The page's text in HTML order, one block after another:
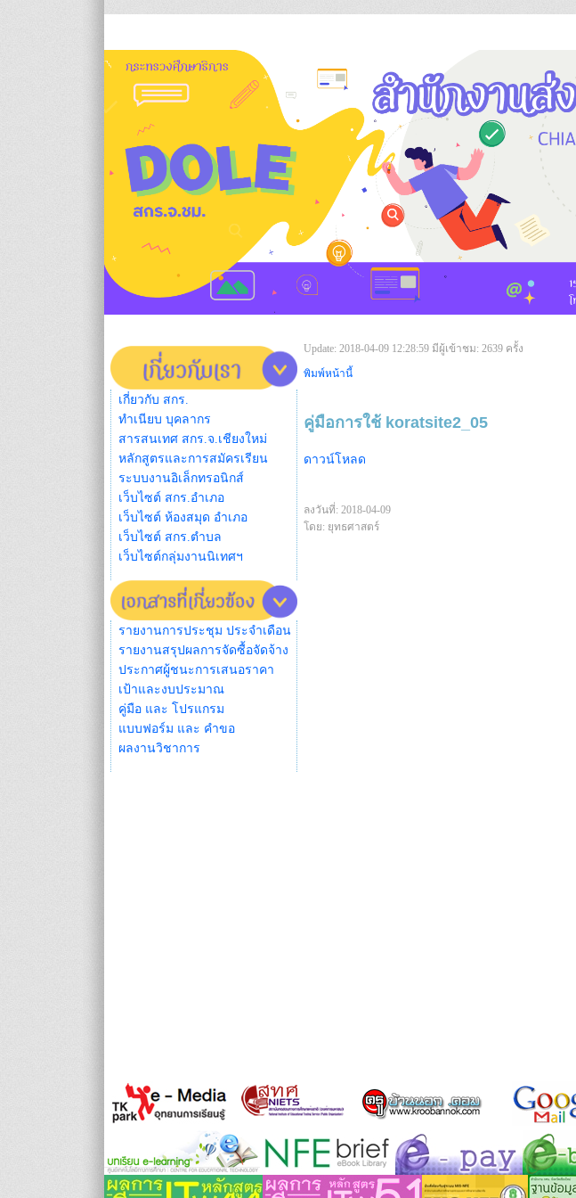
เกี่ยวกับ สกร.
ทำเนียบ บุคลากร
สารสนเทศ สกร.จ.เชียงใหม่
หลักสูตรและการสมัครเรียน
ระบบงานอิเล็กทรอนิกส์
เว็บไซต์ สกร.อำเภอ
เว็บไซต์ ห้องสมุด อำเภอ
เว็บไซต์ สกร.ตำบล
เว็บไซต์กลุ่มงานนิเทศฯ
รายงานการประชุม ประจำเดือน
รายงานสรุปผลการจัดซื้อจัดจ้าง
ประกาศผู้ชนะการเสนอราคา
เป้าและงบประมาณ
คู่มือ และ โปรแกรม
แบบฟอร์ม และ คำขอ
ผลงานวิชาการ
Update: 2018-04-09 12:28:59 มีผู้เข้าชม: 2639 ครั้ง
พิมพ์หน้านี้
คู่มือการใช้ koratsite2_05
ดาวน์โหลด
ลงวันที่: 2018-04-09
โดย: ยุทธศาสตร์